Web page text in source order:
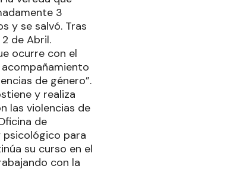
3
y se salvó. Tras
de Abril.
ocurre con el
de género”.
y realiza
las violencias de
de
psicológico para
su curso en el
con la